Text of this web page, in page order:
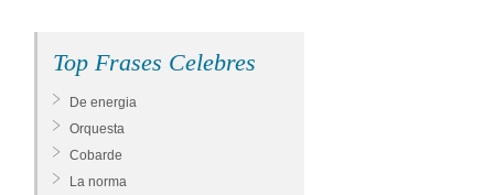
Top Frases Celebres
De energia
Orquesta
Cobarde
La norma